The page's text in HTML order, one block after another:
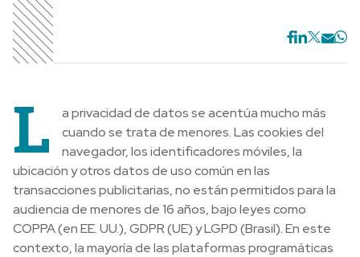
L
a privacidad de datos se acentúa mucho más
cuando se trata de menores.Las cookies del
navegador, los identificadores móviles, la
ubicación y otros datos de uso común en las
transacciones publicitarias, no están permitidos para la
audiencia de menores de 16 años, bajo leyes como
COPPA (en EE. UU.), GDPR (UE) y LGPD (Brasil).En este
contexto, la mayoría de las plataformas programáticas